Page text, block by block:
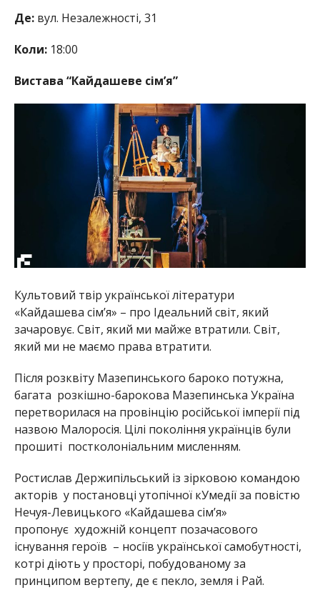
Де: вул. Незалежності, 31
Коли:18:00
Вистава “Кайдашеве сім’я”
Культовий твір української літератури
«Кайдашева сім’я» – про Ідеальний світ, який
зачаровує. Світ, який ми майже втратили. Світ,
який ми не маємо права втратити.
Після розквіту Мазепинського бароко потужна,
багата розкішно-барокова Мазепинська Україна
перетворилася на провінцію російської імперії під
назвою Малоросія. Цілі покоління українців були
прошиті постколоніальним мисленням.
Ростислав Держипільський із зірковою командою
акторів у постановці утопічної кУмедії за повістю
Нечуя-Левицького «Кайдашева сім’я»
пропонує художній концепт позачасового
існування героїв – носіїв української самобутності,
котрі діють у просторі, побудованому за
принципом вертепу, де є пекло, земля і Рай.